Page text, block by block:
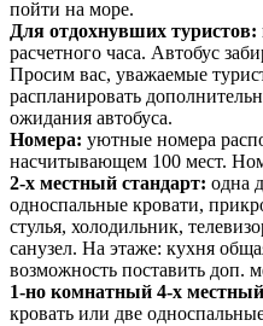
пойти на море.
Для отдохнувших туристов:
расчетного часа. Автобус
Просим вас, уважаемые
распланировать
ожидания автобуса.
Номера: уютные номера
насчитывающем 100 мест.
2-х местный стандарт: одна
односпальные кровати,
стулья, холодильник,
санузел. На этаже: кухня
возможность поставить доп.
1-но комнатный 4-х
кровать или две